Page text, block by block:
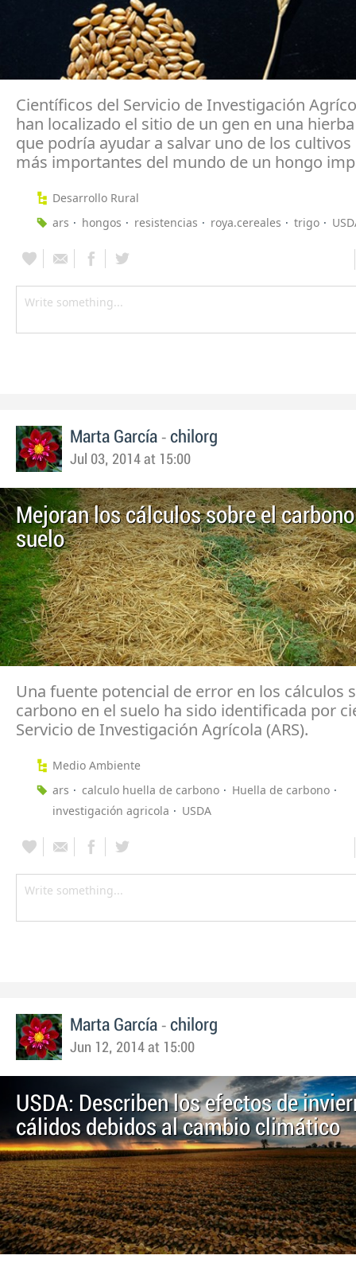
Científicos del Servicio de Investigación
han localizado el sitio de un gen en una
que podría ayudar a salvar uno de los cultivos
más importantes del mundo de un hongo
Desarrollo Rural
ars
hongos resistencias roya.cereales trigo
Marta García - chilorg
Jul 03, 2014 at 15:00
Mejoran los cálculos sobre el
suelo
Una fuente potencial de error en los cálculos
carbono en el suelo ha sido identificada por
Servicio de Investigación Agrícola (ARS).
Medio Ambiente
ars
calculo huella de carbono
Huella de carbono
investigación agricola
USDA
Marta García - chilorg
Jun 12, 2014 at 15:00
USDA: Describen los efectos de
cálidos debidos al cambio climático